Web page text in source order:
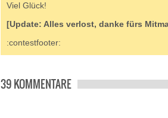
Viel Glück!
[Update: Alles verlost, danke fürs
:contestfooter:
39 KOMMENTARE